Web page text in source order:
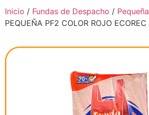
Inicio / Fundas de Despacho / Pequeña
PEQUEÑA PF2 COLOR ROJO ECOREC